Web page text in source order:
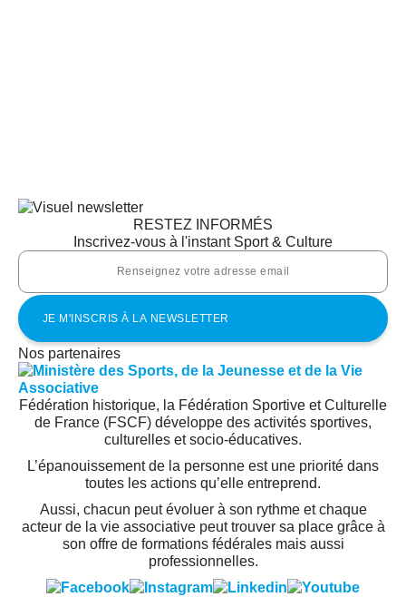
RESTEZ INFORMÉS
Inscrivez-vous à l'instant Sport & Culture
Nos partenaires
Fédération historique, la Fédération Sportive et Culturelle
de France (FSCF) développe des activités sportives,
culturelles et socio-éducatives.
L’épanouissement de la personne est une priorité dans
toutes les actions qu’elle entreprend.
Aussi, chacun peut évoluer à son rythme et chaque
acteur de la vie associative peut trouver sa place grâce à
son offre de formations fédérales mais aussi
professionnelles.